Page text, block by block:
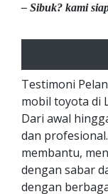
– Sibuk? kami
Testimoni
mobil toyota di
Dari awal
dan
membantu,
dengan sabar
dengan